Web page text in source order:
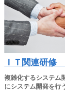
ＩＴ関連研修（
複雑化するシステム
にシステム開発を